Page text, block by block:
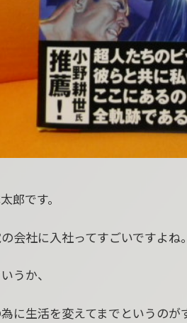
郎です。
会社に入社ってすごいですよね。
うか、
に生活を変えてまでというのが